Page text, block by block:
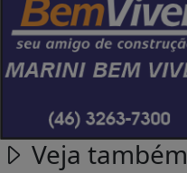
Veja também